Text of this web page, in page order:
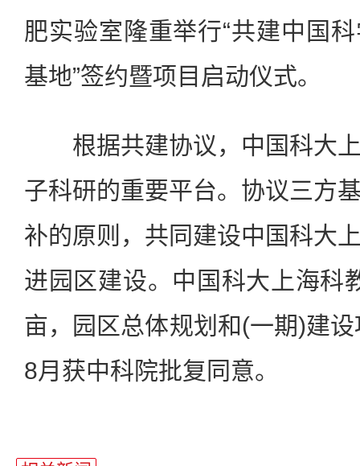
肥实验室隆重举行“共建中国
基地”签约暨项目启动仪式。
根据共建协议，中国科大上
子科研的重要平台。协议三方
补的原则，共同建设中国科大
进园区建设。中国科大上海科
亩，园区总体规划和(一期)建
8月获中科院批复同意。